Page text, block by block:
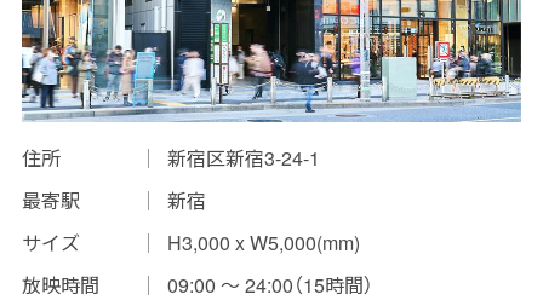
オーディエンスデータの階層
インプレッションデータの算出方法
お問い合わせ
よくあるご質問
住所
新宿区新宿3-24-1
最寄駅
新宿
サイズ
H3,000 x W5,000(mm)
放映時間
09:00 〜 24:00（15時間）